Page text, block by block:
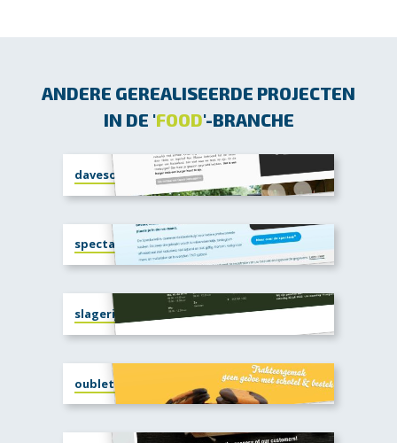
ANDERE GEREALISEERDE PROJECTEN
IN DE 'FOOD'-BRANCHE
davesoerburger.nl
spectank.nl
slagerijjurianhennekes.nl
oublet.nl